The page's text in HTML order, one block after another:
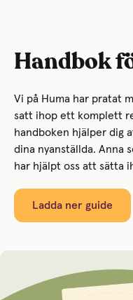
Handbok
Vi på Huma har pratat
satt ihop ett komplett
handboken hjälper dig
dina nyanställda. Anna
har hjälpt oss att sätta
Ladda ner guide